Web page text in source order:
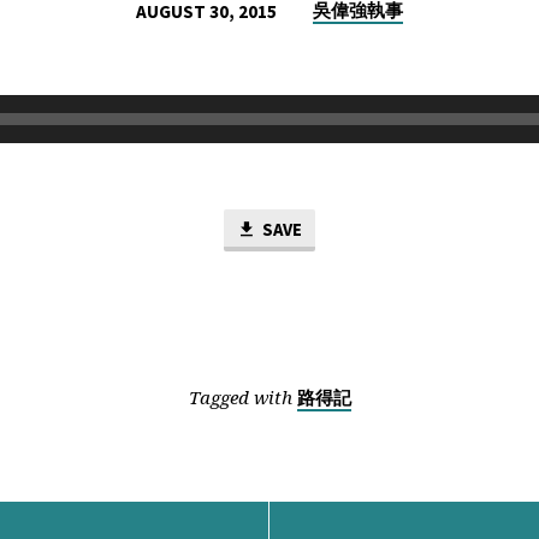
AUGUST 30, 2015 吳偉強執事
SAVE
Tagged with 路得記